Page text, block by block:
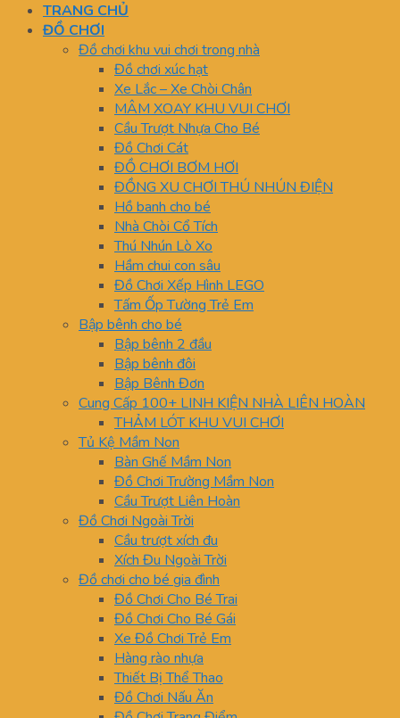
TRANG CHỦ
ĐỒ CHƠI
Đồ chơi khu vui chơi trong nhà
Đồ chơi xúc hạt
Xe Lắc – Xe Chòi Chân
MÂM XOAY KHU VUI CHƠI
Cầu Trượt Nhựa Cho Bé
Đồ Chơi Cát
ĐỒ CHƠI BƠM HƠI
ĐỒNG XU CHƠI THÚ NHÚN ĐIỆN
Hồ banh cho bé
Nhà Chòi Cổ Tích
Thú Nhún Lò Xo
Hầm chui con sâu
Đồ Chơi Xếp Hình LEGO
Tấm Ốp Tường Trẻ Em
Bập bênh cho bé
Bập bênh 2 đầu
Bập bênh đôi
Bập Bênh Đơn
Cung Cấp 100+ LINH KIỆN NHÀ LIÊN HOÀN
THẢM LÓT KHU VUI CHƠI
Tủ Kệ Mầm Non
Bàn Ghế Mầm Non
Đồ Chơi Trường Mầm Non
Cầu Trượt Liên Hoàn
Đồ Chơi Ngoài Trời
Cầu trượt xích đu
Xích Đu Ngoài Trời
Đồ chơi cho bé gia đình
Đồ Chơi Cho Bé Trai
Đồ Chơi Cho Bé Gái
Xe Đồ Chơi Trẻ Em
Hàng rào nhựa
Thiết Bị Thể Thao
Đồ Chơi Nấu Ăn